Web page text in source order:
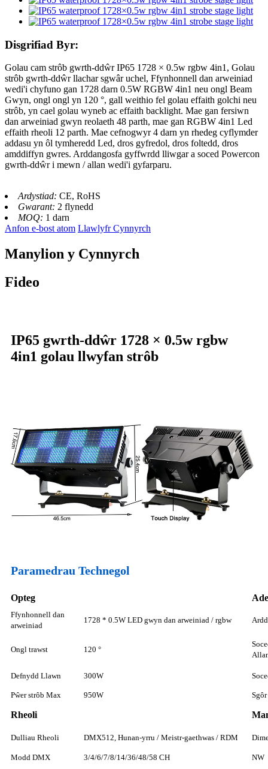
Disgrifiad Byr:
Golau cam strôb gwrth-ddŵr IP65 1728 × 0.5w rgbw 4in1, Golau
strôb gwrth-ddŵr llachar sgwâr uchel, Ffynhonnell dan arweiniad
wedi'i chyfuno gan 1728 darn 0.5W RGBW 4in1 neu ongl Beam
Gwyn, ongl ongl yn 120 °, gall weithio fel golau effaith golchi neu
strôb, yn cael golau wyneb ac effaith backlight. Mae gan fersiwn
dan arweiniad gwyn reolaeth 48 parth, mae gan RGBW 4in1 Led
effaith rheoli 12 parth. Mae cefnogwyr 4 darn yn rhedeg cyflymder
addasu yn ôl tymheredd Led, dros gyfredol, dros foltedd, dros
amddiffyn gwres. Arddangosfa gyffwrdd lliwgar a soced Powercon
gwrth-ddŵr i mewn / allan wedi'i gyfarparu.
Ardystiad: CE, RoHS
Gwarant: 2 flynedd
MOQ: 1 darn
Anfon e-bost atom Llawlyfr Cynnyrch
Manylion y Cynnyrch
Fideo
IP65 gwrth-ddŵr 1728 × 0.5w rgbw
4in1 golau llwyfan strôb
Paramedrau Technegol
Opteg
Ffynhonnell dan
arweiniad
1728 * 0.5W LED gwyn dan arweiniad / rgbw
Ongl trawst 120 °
Defnydd Llawn 300W
Pŵer strôb Max 950W
Rheoli
Dulliau Rheoli DMX512, Hunan-yrru / Meistr-gaethwas / RDM
Modd DMX 3/4/6/7/8/14/36/48/58 CH NW